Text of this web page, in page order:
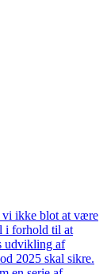
vi ikke blot at være
i forhold til at
udvikling af
2025 skal sikre.